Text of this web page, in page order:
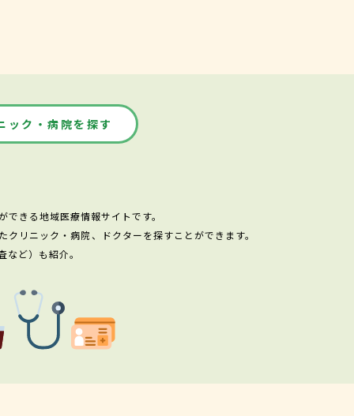
ック・病院を探す
きる地域医療情報サイトです。
リニック・病院、ドクターを探すことができます。
ど）も紹介。